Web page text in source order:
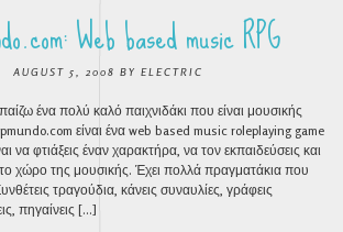
Web based music RPG
AUGUST 5, 2008 BY ELECTRIC
ένα πολύ καλό παιχνιδάκι που είναι μουσικής
είναι ένα web based music roleplaying game
να φτιάξεις έναν χαρακτήρα, να τον εκπαιδεύσεις και
χώρο της μουσικής. Έχει πολλά πραγματάκια που
τραγούδια, κάνεις συναυλίες, γράφεις
πηγαίνεις […]